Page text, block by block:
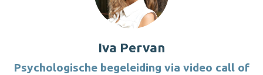
Iva Pervan
Psychologische begeleiding via video call of